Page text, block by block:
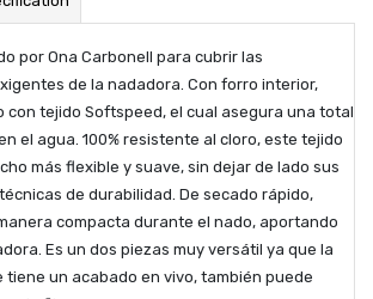
por Ona Carbonell para cubrir las
de la nadadora. Con forro interior,
con tejido Softspeed, el cual asegura una total
el agua. 100% resistente al cloro, este tejido
más flexible y suave, sin dejar de lado sus
de durabilidad. De secado rápido,
compacta durante el nado, aportando
Es un dos piezas muy versátil ya que la
tiene un acabado en vivo, también puede